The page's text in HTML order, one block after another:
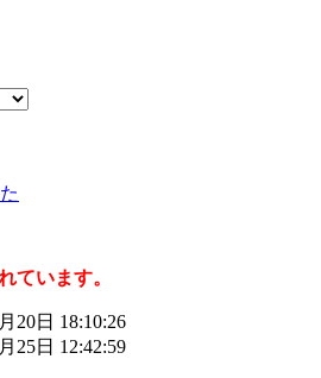
ています。
20日 18:10:26
25日 12:42:59